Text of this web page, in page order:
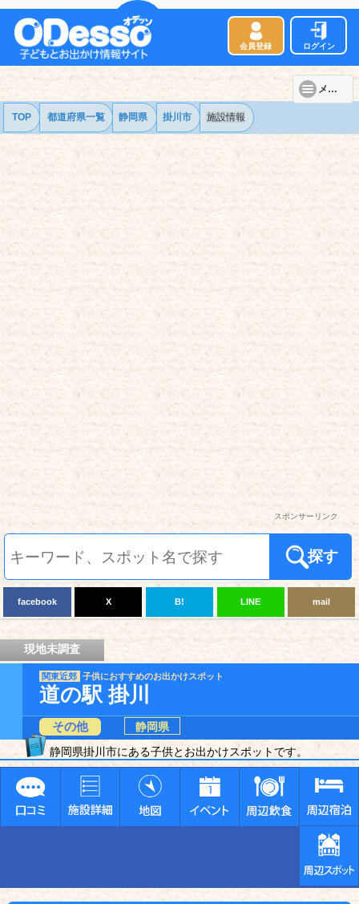
会員登録 ログイン
メニュー
TOP 都道府県一覧 静岡県 掛川市 施設情報
スポンサーリンク
探す
facebook X B! LINE mail
現地未調査
関東近郊 子供におすすめのお出かけスポット
道の駅 掛川
その他
静岡県
静岡県掛川市にある子供とお出かけスポットです。